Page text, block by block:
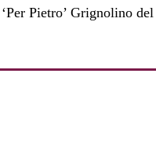
Pietro’ Grignolino